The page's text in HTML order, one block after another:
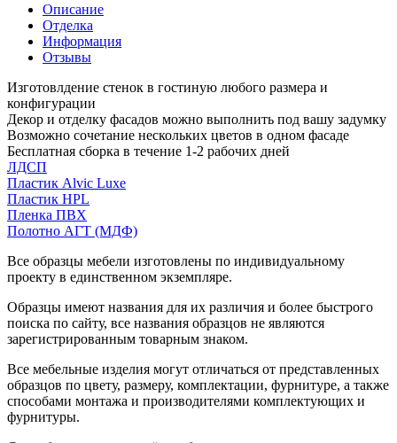
Описание
Отделка
Информация
Отзывы
Изготовлдение стенок в гостиную любого размера и
конфигурации
Декор и отделку фасадов можно выполнить под вашу задумку
Возможно сочетание нескольких цветов в одном фасаде
Бесплатная сборка в течение 1-2 рабочих дней
ЛДСП
Пластик Alvic Luxe
Пластик HPL
Пленка ПВХ
Полотно АГТ (МДФ)
Все образцы мебели изготовлены по индивидуальному
проекту в единственном экземпляре.
Образцы имеют названия для их различия и более быстрого
поиска по сайту, все названия образцов не являются
зарегистрированным товарным знаком.
Все мебельные изделия могут отличаться от представленных
образцов по цвету, размеру, комплектации, фурнитуре, а также
способами монтажа и производителями комплектующих и
фурнитуры.